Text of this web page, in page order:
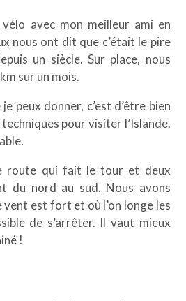
vélo avec mon meilleur ami en
nous ont dit que c’était le pire
un siècle. Sur place, nous
sur un mois.
peux donner, c’est d’être bien
pour visiter l’Islande.
route qui fait le tour et deux
du nord au sud. Nous avons
vent est fort et où l’on longe les
de s’arrêter. Il vaut mieux
!